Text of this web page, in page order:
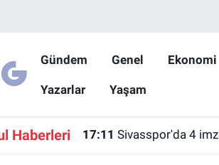
Gündem Genel Ekonomi
Yazarlar Yaşam
Haberleri 17:11 Sivasspor'da 4